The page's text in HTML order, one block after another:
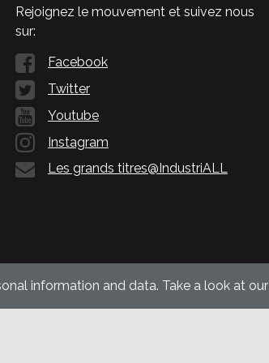
Rejoignez le mouvement et suivez nous
sur:
Facebook
Twitter
Youtube
Instagram
Les grands titres@IndustriALL
information and data. Take a look at our